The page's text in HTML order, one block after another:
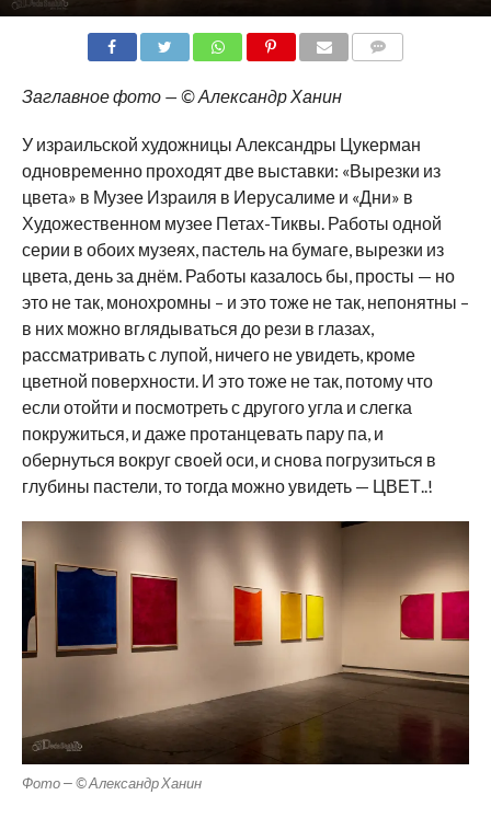
Заглавное фото — © Александр Ханин
У израильской художницы Александры Цукерман
одновременно проходят две выставки: «Вырезки из
цвета» в Музее Израиля в Иерусалиме и «Дни» в
Художественном музее Петах-Тиквы. Работы одной
серии в обоих музеях, пастель на бумаге, вырезки из
цвета, день за днём. Работы казалось бы, просты — но
это не так, монохромны – и это тоже не так, непонятны –
в них можно вглядываться до рези в глазах,
рассматривать с лупой, ничего не увидеть, кроме
цветной поверхности. И это тоже не так, потому что
если отойти и посмотреть с другого угла и слегка
покружиться, и даже протанцевать пару па, и
обернуться вокруг своей оси, и снова погрузиться в
глубины пастели, то тогда можно увидеть — ЦВЕТ..!
Фото — © Александр Ханин